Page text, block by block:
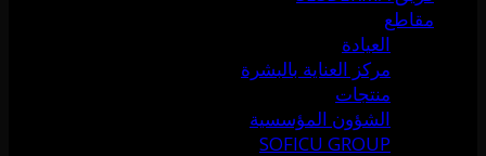
مقاطع
العيادة
مركز العناية بالبشرة
منتجات
الشؤون المؤسسية
SOFICU GROUP